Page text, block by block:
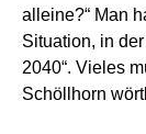
alleine?“ Man
Situation, in
2040“. Vieles
Schöllhorn